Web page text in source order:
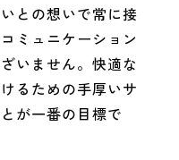
との想いで常に接
ミュニケーション
いません。快適な
るための手厚いサ
が一番の目標で